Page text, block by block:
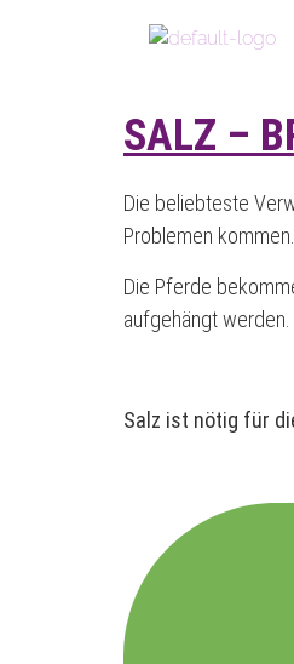
SALZ –
Die beliebteste
Problemen
Die Pferde
aufgehängt werden.
Salz ist nötig für